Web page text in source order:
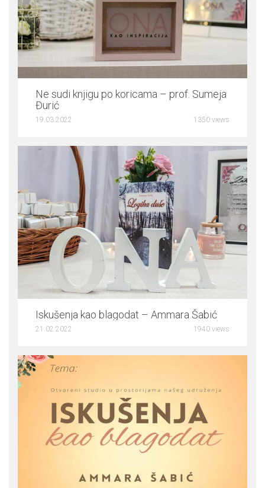
0
Ne sudi knjigu po koricama – prof. Sumeja
Đurić
19.03.2022 1350 views
Iskušenja kao blagodat – Ammara Šabić
21.02.2022 1940 views